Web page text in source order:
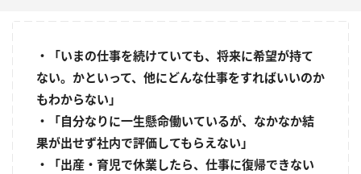
・「いまの仕事を続けていても、将来に希望が持て
ない。かといって、他にどんな仕事をすればいいのか
もわからない」
・「自分なりに一生懸命働いているが、なかなか結
果が出せず社内で評価してもらえない」
・「出産・育児で休業したら、仕事に復帰できない